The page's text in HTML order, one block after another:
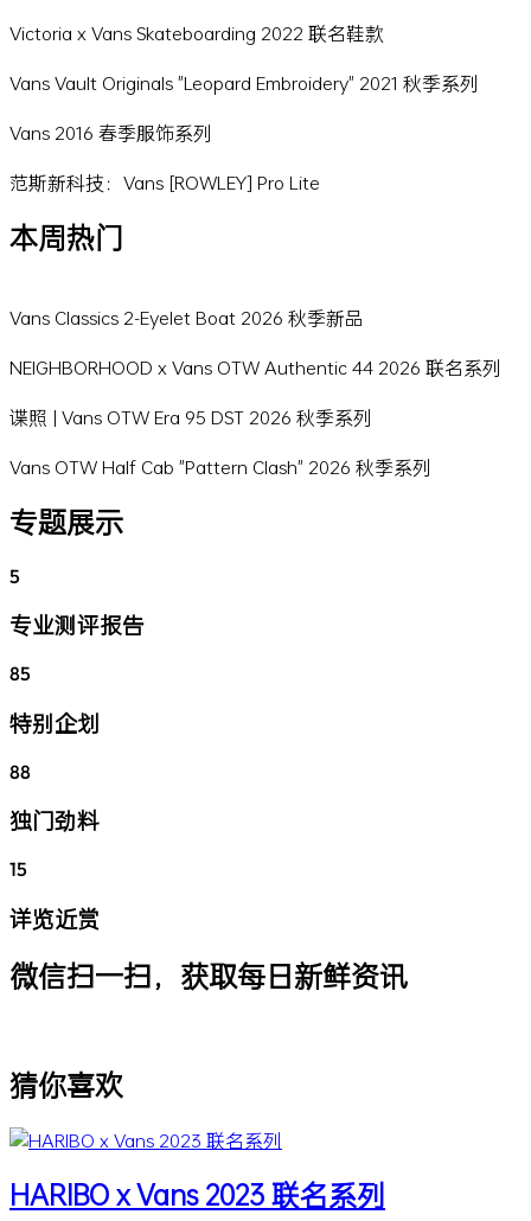
Victoria x Vans Skateboarding 2022 联名鞋款
Vans Vault Originals "Leopard Embroidery" 2021 秋季系列
Vans 2016 春季服饰系列
范斯新科技：Vans [ROWLEY] Pro Lite
本周热门
Vans Classics 2-Eyelet Boat 2026 秋季新品
NEIGHBORHOOD x Vans OTW Authentic 44 2026 联名系列
谍照 | Vans OTW Era 95 DST 2026 秋季系列
Vans OTW Half Cab "Pattern Clash" 2026 秋季系列
专题展示
5
专业测评报告
85
特别企划
88
独门劲料
15
详览近赏
微信扫一扫，获取每日新鲜资讯
猜你喜欢
HARIBO x Vans 2023 联名系列